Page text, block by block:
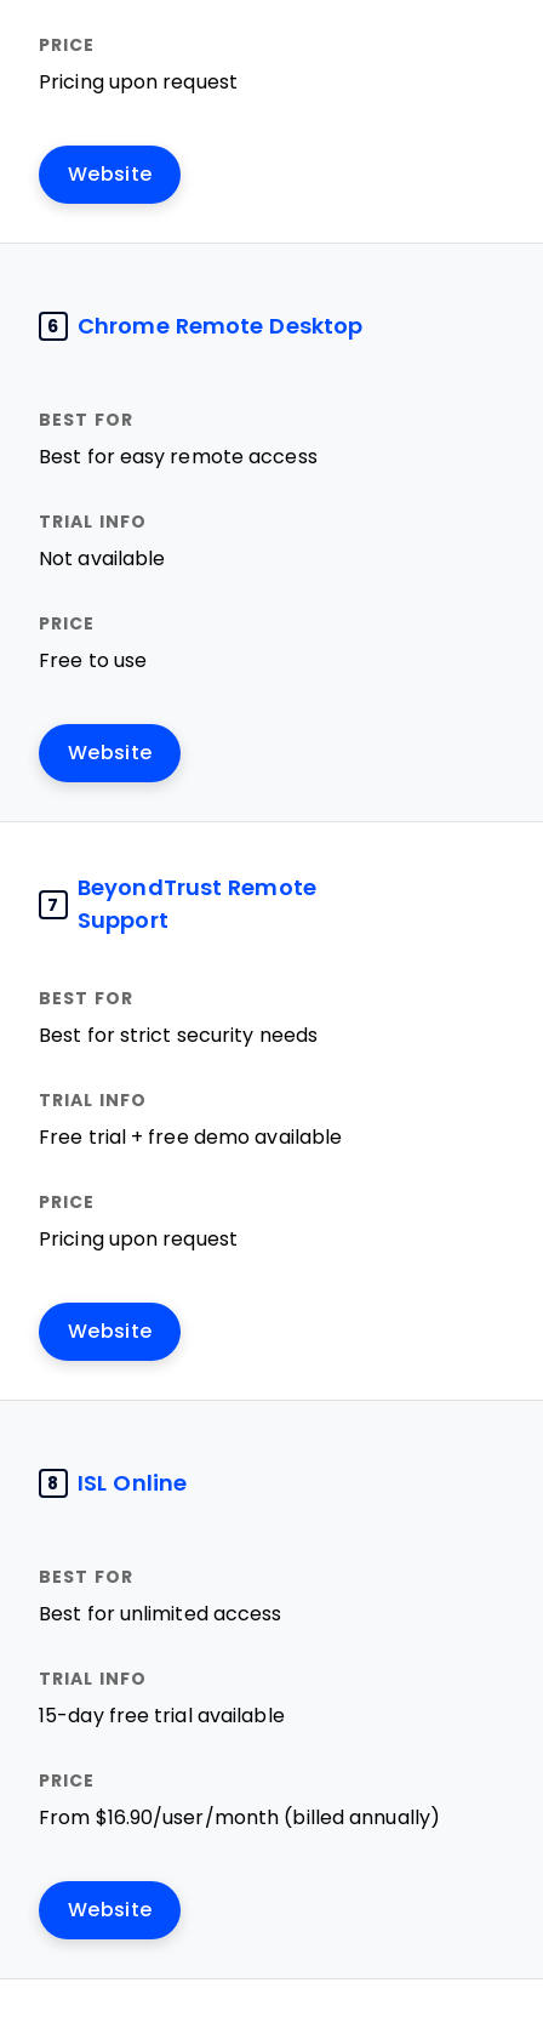
Pricing upon request
Website
6 Chrome Remote Desktop
Best for easy remote access
Not available
Free to use
Website
7
BeyondTrust Remote
Support
Best for strict security needs
Free trial + free demo available
Pricing upon request
Website
8 ISL Online
Best for unlimited access
15-day free trial available
From $16.90/user/month (billed annually)
Website